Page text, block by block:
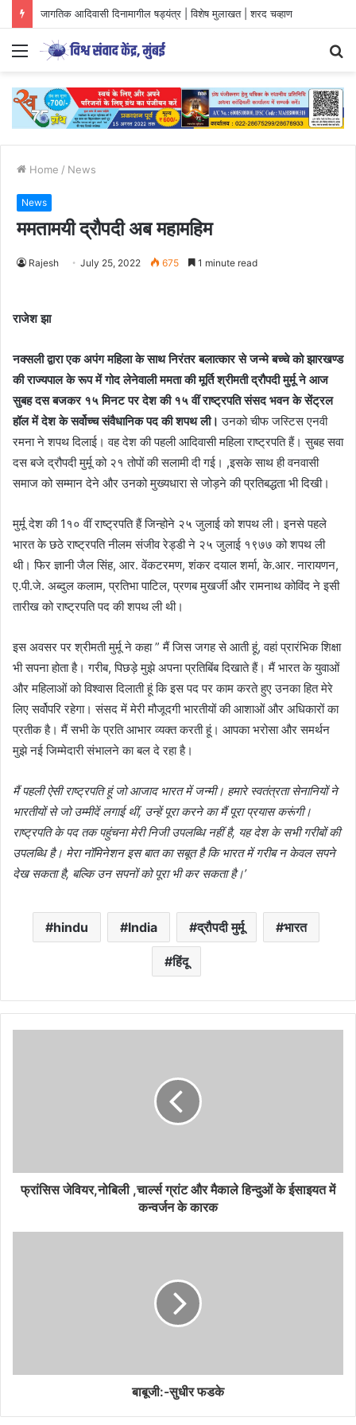
जागतिक आदिवासी दिनामागील षड्यंत्र | विशेष मुलाखत | शरद चव्हाण
Menu
Home / News
News
ममतामयी द्रौपदी अब महामहिम
Rajesh July 25, 2022 675 1 minute read
राजेश झा
नक्सली द्वारा एक अपंग महिला के साथ निरंतर बलात्कार से जन्मे बच्चे को झारखण्ड
की राज्यपाल के रूप में गोद लेनेवाली ममता की मूर्ति श्रीमती द्रौपदी मुर्मू ने आज
सुबह दस बजकर १५ मिनट पर देश की १५ वीं राष्ट्रपति संसद भवन के सेंट्रल
हॉल में देश के सर्वोच्च संवैधानिक पद की शपथ ली। उनको चीफ जस्टिस एनवी
रमना ने शपथ दिलाई। वह देश की पहली आदिवासी महिला राष्ट्रपति हैं। सुबह सवा
दस बजे द्रौपदी मुर्मू को २१ तोपों की सलामी दी गई। ,इसके साथ ही वनवासी
समाज को सम्मान देने और उनको मुख्यधारा से जोड़ने की प्रतिबद्धता भी दिखी।
मुर्मू देश की 1१० वीं राष्ट्रपति हैं जिन्होने २५ जुलाई को शपथ ली। इनसे पहले
भारत के छठे राष्ट्रपति नीलम संजीव रेड्डी ने २५ जुलाई १९७७ को शपथ ली
थी। फिर ज्ञानी जैल सिंह, आर. वेंकटरमण, शंकर दयाल शर्मा, के.आर. नारायणन,
ए.पी.जे. अब्दुल कलाम, प्रतिभा पाटिल, प्रणब मुखर्जी और रामनाथ कोविंद ने इसी
तारीख को राष्ट्रपति पद की शपथ ली थी।
इस अवसर पर श्रीमती मुर्मू ने कहा ” मैं जिस जगह से आती हूं, वहां प्रारंभिक शिक्षा
भी सपना होता है। गरीब, पिछड़े मुझे अपना प्रतिबिंब दिखाते हैं। मैं भारत के युवाओं
और महिलाओं को विश्वास दिलाती हूं कि इस पद पर काम करते हुए उनका हित मेरे
लिए सर्वोपरि रहेगा। संसद में मेरी मौजूदगी भारतीयों की आशाओं और अधिकारों का
प्रतीक है। मैं सभी के प्रति आभार व्यक्त करती हूं। आपका भरोसा और समर्थन
मुझे नई जिम्मेदारी संभालने का बल दे रहा है।
मैं पहली ऐसी राष्ट्रपति हूं जो आजाद भारत में जन्मी। हमारे स्वतंत्रता सेनानियों ने
भारतीयों से जो उम्मीदें लगाई थीं, उन्हें पूरा करने का मैं पूरा प्रयास करूंगी।
राष्ट्रपति के पद तक पहुंचना मेरी निजी उपलब्धि नहीं है, यह देश के सभी गरीबों की
उपलब्धि है। मेरा नॉमिनेशन इस बात का सबूत है कि भारत में गरीब न केवल सपने
देख सकता है, बल्कि उन सपनों को पूरा भी कर सकता है।’
hindu India द्रौपदी मुर्मू भारत
हिंदू
फ्रांसिस जेवियर,नोबिली ,चार्ल्स ग्रांट और मैकाले हिन्दुओं के ईसाइयत में
कन्वर्जन के कारक
बाबूजी:-सुधीर फडके